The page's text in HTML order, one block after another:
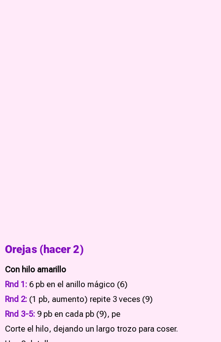
Orejas (hacer 2)
Con hilo amarillo
Rnd 1: 6 pb en el anillo mágico (6)
Rnd 2: (1 pb, aumento) repite 3 veces (9)
Rnd 3-5: 9 pb en cada pb (9), pe
Corte el hilo, dejando un largo trozo para coser.